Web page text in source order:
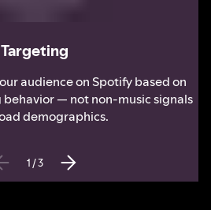
Targeting
audience on Spotify based on
— not non-music signals
demographics.
1 /3